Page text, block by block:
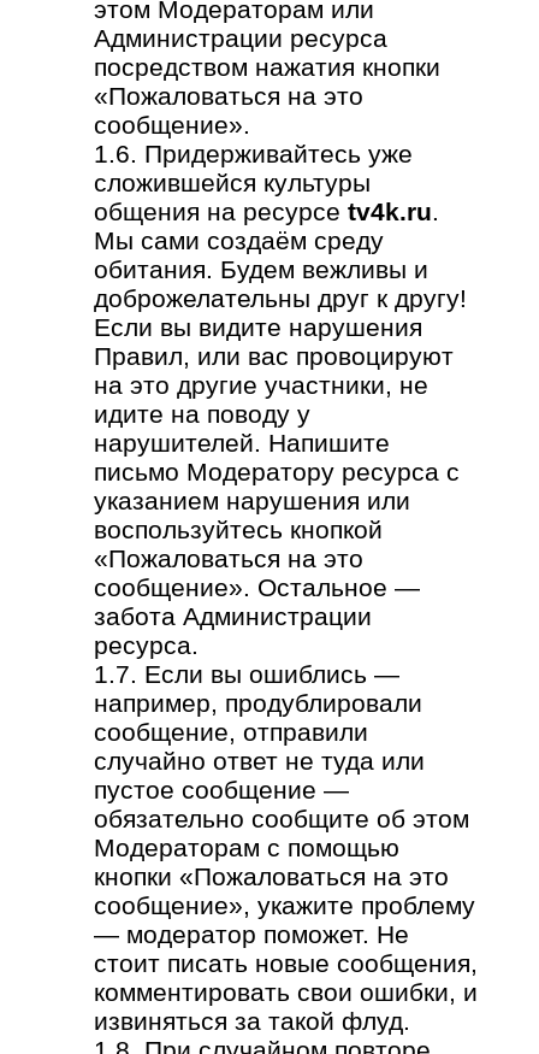
этом Модераторам или
Администрации ресурса
посредством нажатия кнопки
«Пожаловаться на это
сообщение».
1.6. Придерживайтесь уже
сложившейся культуры
общения на ресурсеtv4k.ru.
Мы сами создаём среду
обитания. Будем вежливы и
доброжелательны друг к другу!
Если вы видите нарушения
Правил, или вас провоцируют
на это другие участники, не
идите на поводу у
нарушителей. Напишите
письмо Модератору ресурса с
указанием нарушения или
воспользуйтесь кнопкой
«Пожаловаться на это
сообщение». Остальное —
забота Администрации
ресурса.
1.7. Если вы ошиблись —
например, продублировали
сообщение, отправили
случайно ответ не туда или
пустое сообщение —
обязательно сообщите об этом
Модераторам с помощью
кнопки «Пожаловаться на это
сообщение», укажите проблему
— модератор поможет. Не
стоит писать новые сообщения,
комментировать свои ошибки, и
извиняться за такой флуд.